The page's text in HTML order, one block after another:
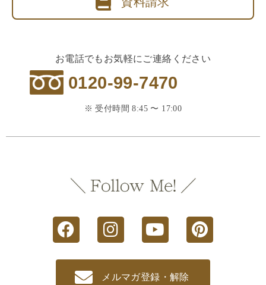
お電話でもお気軽にご連絡ください
0120-99-7470
※ 受付時間 8:45 〜 17:00
メルマガ登録・解除